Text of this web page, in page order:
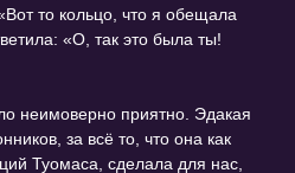
то кольцо, что я обещала
«О, так это была ты!
неимоверно приятно. Эдакая
за всё то, что она как
Туомаса, сделала для нас,